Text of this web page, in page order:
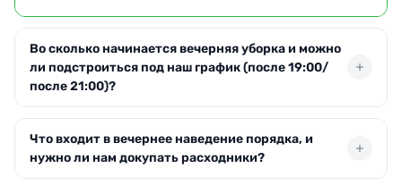
Во сколько начинается вечерняя уборка и можно
ли подстроиться под наш график (после 19:00/
после 21:00)?
вас время — после 19:00, после 21:00 или в любой
другой вечерний промежуток. Мы адаптируемся под
Что входит в вечернее наведение порядка, и
нужно ли нам докупать расходники?